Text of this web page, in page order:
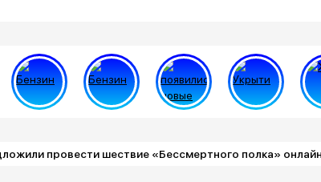
провести шествие «Бессмертного полка»